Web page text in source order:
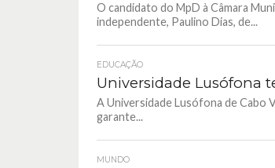
O candidato do MpD à Câmara
independente, Paulino Dias, de...
EDUCAÇÃO
Universidade Lusófona
A Universidade Lusófona de Cabo
garante...
MUNDO